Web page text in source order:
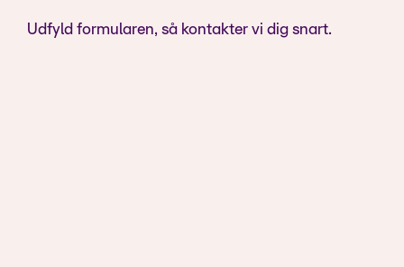
Udfyld formularen, så kontakter vi dig snart.